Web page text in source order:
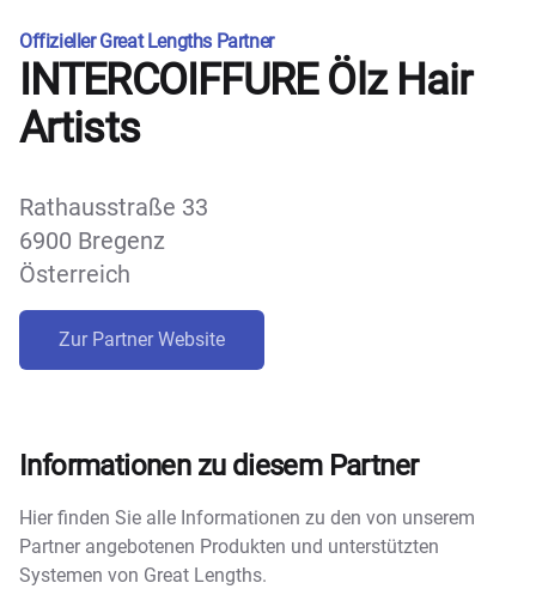
Offizieller Great Lengths Partner
INTERCOIFFURE Ölz Hair
Artists
Rathausstraße 33
6900 Bregenz
Österreich
Zur Partner Website
Informationen zu diesem Partner
Hier finden Sie alle Informationen zu den von unserem
Partner angebotenen Produkten und unterstützten
Systemen von Great Lengths.